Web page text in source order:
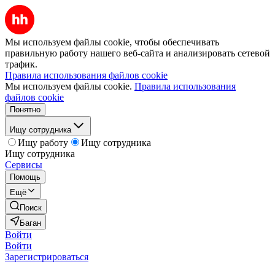
Мы используем файлы cookie, чтобы обеспечивать
правильную работу нашего веб-сайта и анализировать сетевой
трафик.
Правила использования файлов cookie
Мы используем файлы cookie. Правила использования
файлов cookie
Понятно
Ищу сотрудника
Ищу работу
Ищу сотрудника
Ищу сотрудника
Сервисы
Помощь
Ещё
Поиск
Баган
Войти
Войти
Зарегистрироваться